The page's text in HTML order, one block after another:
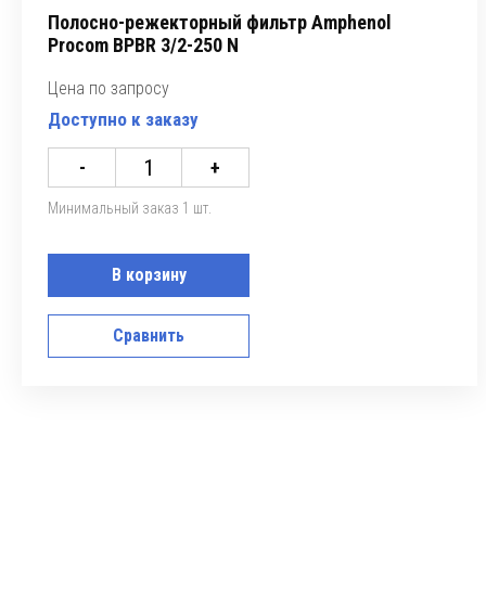
Полосно-режекторный фильтр Amphenol
Procom BPBR 3/2-250 N
Цена по запросу
Доступно к заказу
- +
Минимальный заказ 1 шт.
В корзину
Сравнить